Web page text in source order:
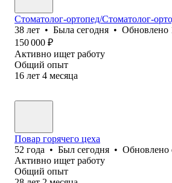
Стоматолог-ортопед/Стоматолог-
38 лет • Была сегодня • Обновлено
150 000 ₽
Активно ищет работу
Общий опыт
16 лет 4 месяца
Повар горячего цеха
52 года • Был сегодня • Обновлено
Активно ищет работу
Общий опыт